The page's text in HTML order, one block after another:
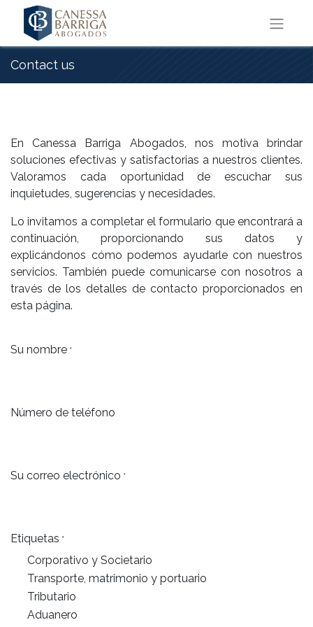
Contact us
En Canessa Barriga Abogados, nos motiva brindar
soluciones efectivas y satisfactorias a nuestros clientes.
Valoramos cada oportunidad de escuchar sus
inquietudes, sugerencias y necesidades.
Lo invitamos a completar el formulario que encontrará a
continuación, proporcionando sus datos y
explicándonos cómo podemos ayudarle con nuestros
servicios. También puede comunicarse con nosotros a
través de los detalles de contacto proporcionados en
esta página.
Su nombre *
Número de teléfono
Su correo electrónico *
Etiquetas *
Corporativo y Societario
Transporte, matrimonio y portuario
Tributario
Aduanero